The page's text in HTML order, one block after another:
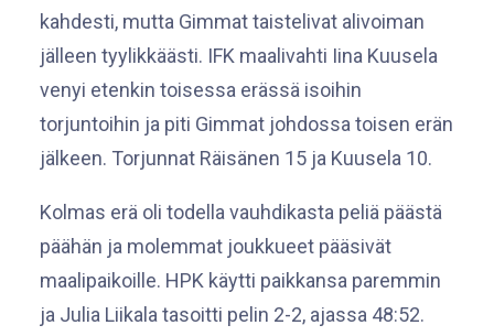
kahdesti, mutta Gimmat taistelivat alivoiman
jälleen tyylikkäästi. IFK maalivahti Iina Kuusela
venyi etenkin toisessa erässä isoihin
torjuntoihin ja piti Gimmat johdossa toisen erän
jälkeen. Torjunnat Räisänen 15 ja Kuusela 10.
Kolmas erä oli todella vauhdikasta peliä päästä
päähän ja molemmat joukkueet pääsivät
maalipaikoille. HPK käytti paikkansa paremmin
ja Julia Liikala tasoitti pelin 2-2, ajassa 48:52.